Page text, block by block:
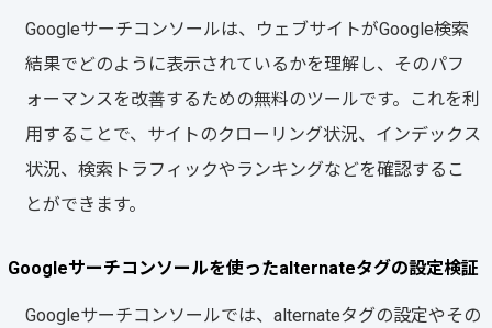
Googleサーチコンソールは、ウェブサイトがGoogle検索
結果でどのように表示されているかを理解し、そのパフ
ォーマンスを改善するための無料のツールです。これを利
用することで、サイトのクローリング状況、インデックス
状況、検索トラフィックやランキングなどを確認するこ
とができます。
Googleサーチコンソールを使ったalternateタグの設定検証
Googleサーチコンソールでは、alternateタグの設定やその